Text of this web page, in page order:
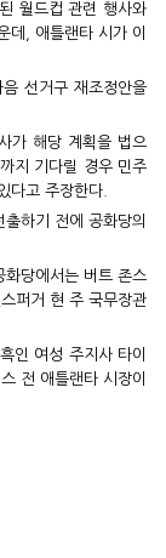
월드컵 관련 행사와
데, 애틀랜타 시가 이
선거구 재조정안을
가 해당 계획을 법으
지 기다릴 경우 민주
다고 주장한다.
하기 전에 공화당의
당에서는 버트 존스
퍼거 현 주 국무장관
인 여성 주지사 타이
전 애틀랜타 시장이